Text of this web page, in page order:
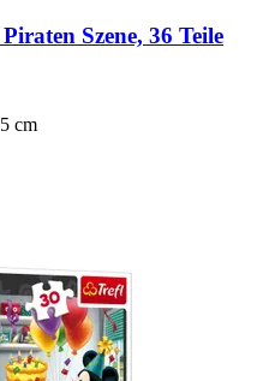
Szene, 36 Teile
cm